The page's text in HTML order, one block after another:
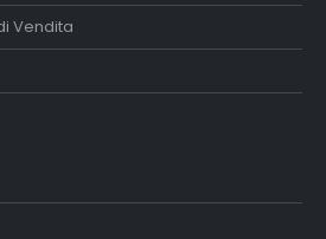
Vendita